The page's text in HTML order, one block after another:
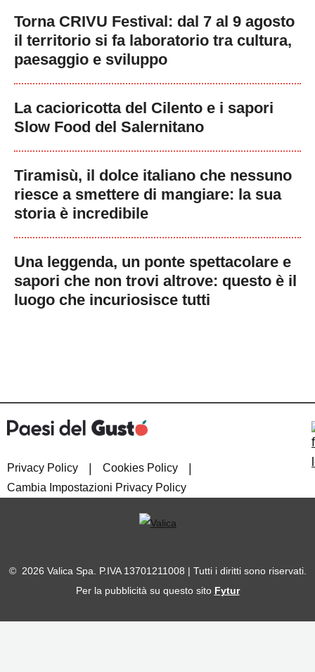
Torna CRIVU Festival: dal 7 al 9 agosto
il territorio si fa laboratorio tra cultura,
paesaggio e sviluppo
La cacioricotta del Cilento e i sapori
Slow Food del Salernitano
Tiramisù, il dolce italiano che nessuno
riesce a smettere di mangiare: la sua
storia è incredibile
Una leggenda, un ponte spettacolare e
sapori che non trovi altrove: questo è il
luogo che incuriosisce tutti
Privacy Policy Cookies Policy
Cambia Impostazioni Privacy Policy
© 2026 Valica Spa. P.IVA 13701211008 | Tutti i diritti sono riservati.
Per la pubblicità su questo sito Fytur